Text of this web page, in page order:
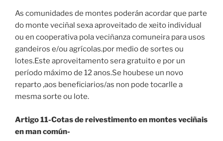
As comunidades de montes poderán acordar que parte
do monte veciñal sexa aproveitado de xeito individual
ou en cooperativa pola veciñanza comuneira para usos
gandeiros e/ou agrícolas.por medio de sortes ou
lotes.Este aproveitamento sera gratuito e por un
período máximo de 12 anos.Se houbese un novo
reparto ,aos beneficiarios/as non pode tocarlle a
mesma sorte ou lote.
Artigo 11-Cotas de reivestimento en montes veciñais
en man común-